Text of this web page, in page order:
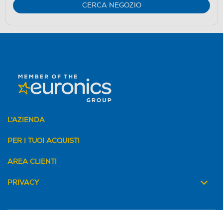
CERCA NEGOZIO
L'AZIENDA
PER I TUOI ACQUISTI
AREA CLIENTI
PRIVACY